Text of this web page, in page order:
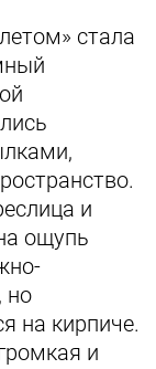
стала
и
ощупь
но
на кирпиче.
и